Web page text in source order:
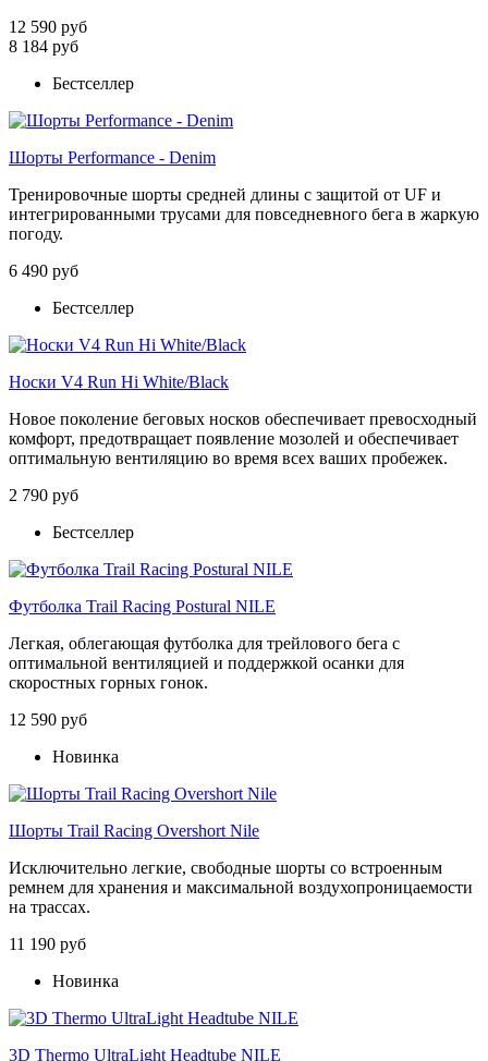
12 590 руб
8 184 руб
Бестселлер
Шорты Performance - Denim
Тренировочные шорты средней длины с защитой от UF и
интегрированными трусами для повседневного бега в жаркую
погоду.
6 490 руб
Бестселлер
Носки V4 Run Hi White/Black
Новое поколение беговых носков обеспечивает превосходный
комфорт, предотвращает появление мозолей и обеспечивает
оптимальную вентиляцию во время всех ваших пробежек.
2 790 руб
Бестселлер
Футболка Trail Racing Postural NILE
Легкая, облегающая футболка для трейлового бега с
оптимальной вентиляцией и поддержкой осанки для
скоростных горных гонок.
12 590 руб
Новинка
Шорты Trail Racing Overshort Nile
Исключительно легкие, свободные шорты со встроенным
ремнем для хранения и максимальной воздухопроницаемости
на трассах.
11 190 руб
Новинка
3D Thermo UltraLight Headtube NILE